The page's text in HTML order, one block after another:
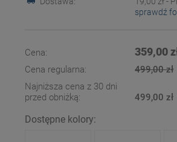
sprawdź
Cena: 359,00
Cena regularna:
499,00 zł
Najniższa cena z 30 dni
przed obniżką:
499,00 zł
Dostępne kolory: